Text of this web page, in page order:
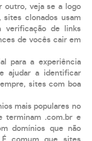
outro, veja se a logo
sites clonados usam
verificação de links
de vocês cair em
para a experiência
ajudar a identificar
sites com boa
mais populares no
terminam .com.br e
domínios que não